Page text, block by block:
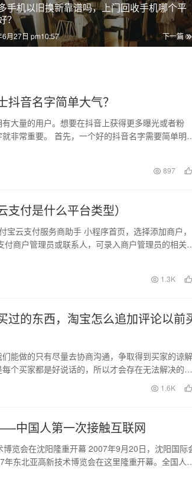
手机以旧换新靠谱吗，上门回收手机哪个平
？
下一篇
6月27日 pm10:57
音名字简单大气？
大量的用户。想要在抖音上获得更多曝光或者粉
非常重要。 首先，一个好的抖音名字需要简单明
897
付是什么平台类型）
云支付服务商助手 小程序首页，选择添加商户，
商户管理员或联系人，可录入商户管理员的相关
1.3K
过的东西，淘宝怎么追加评论以前
能做的只有尽量去协商沟通，争取得到买家的谅解
个买家都是好说话的，所以才会存在无法解决的差
1.6K
中国人第一次接触互联网
览会在沈阳隆重开幕 2007年9月20日，沈阳国际
东北亚高新技术博览会在这里隆重开幕。全国人